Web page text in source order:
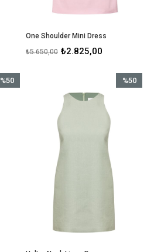
One Shoulder Mini Dress
₺2.825,00
₺5.650,00
%50
%50